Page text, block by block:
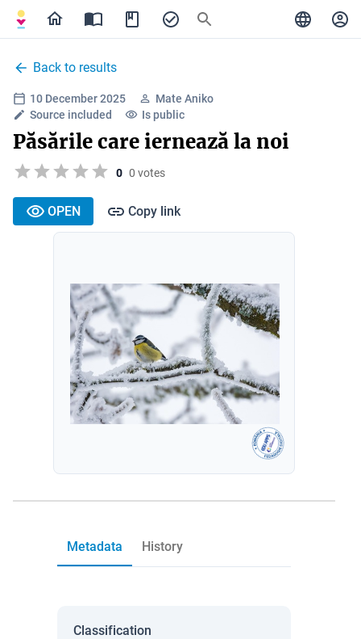
Back to results
10 December 2025
Mate Aniko
Source included
Is public
Păsările care iernează la noi
0 0 votes
OPEN Copy link
Metadata History
Classification